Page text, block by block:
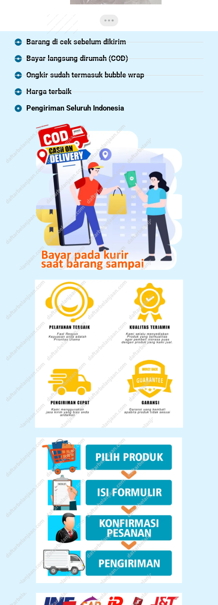
Barang di cek sebelum dikirim
Bayar langsung dirumah (COD)
Ongkir sudah termasuk bubble wrap
Harga terbaik
Pengiriman Seluruh Indonesia